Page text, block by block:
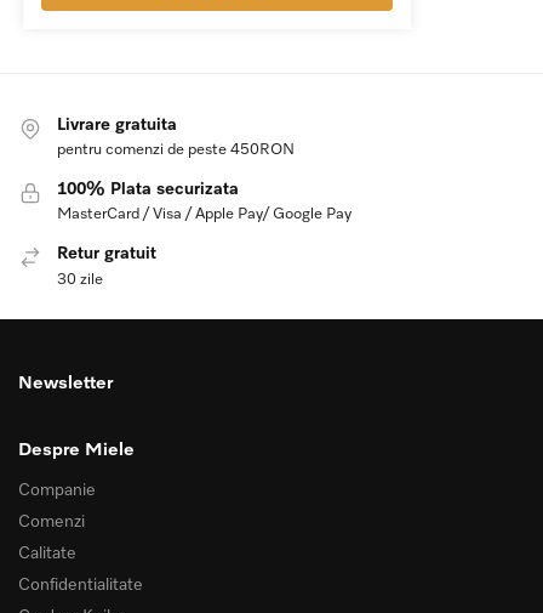
Livrare gratuita
pentru comenzi de peste 450RON
100% Plata securizata
MasterCard / Visa / Apple Pay/ Google Pay
Retur gratuit
30 zile
Newsletter
Despre Miele
Companie
Comenzi
Calitate
Confidentialitate